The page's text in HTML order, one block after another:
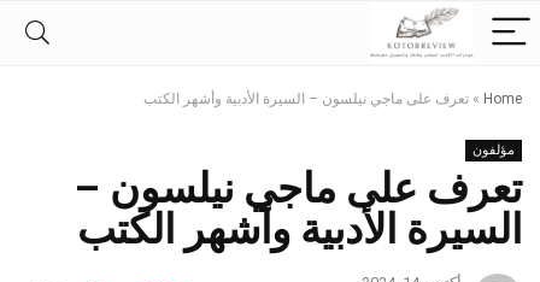
Home
» تعرف على ماجي نيلسون – السيرة الأدبية وأشهر الكتب
مؤلفون
تعرف على ماجي نيلسون –
السيرة الأدبية وأشهر الكتب